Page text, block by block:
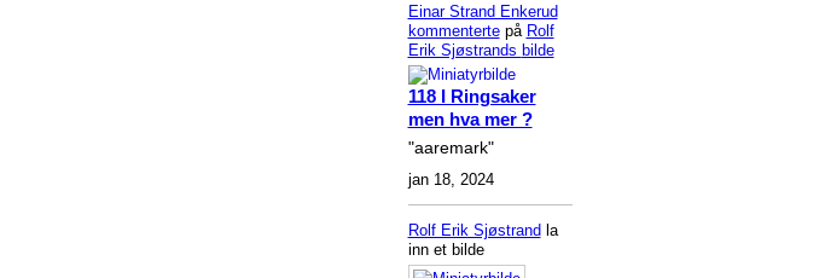
Einar Strand Enkerud
kommentertepå Rolf
Erik Sjøstrands bilde
118 I Ringsaker
men hva mer ?
"aaremark"
jan 18, 2024
Rolf Erik Sjøstrand la
inn et bilde